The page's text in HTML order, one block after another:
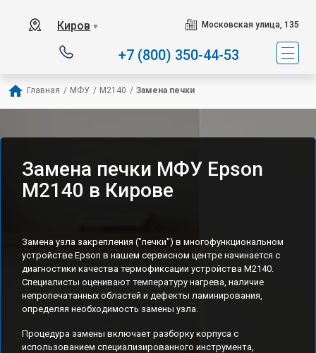
Киров ▼ Московская улица, 135
+7 (800) 350-44-53
Главная / МФУ / M2140 / Замена печки
Замена печки МФУ Epson
M2140 в Кирове
Замена узла закрепления ("печки") в многофункциональном
устройстве Epson в нашем сервисном центре начинается с
диагностики качества термофиксации устройства M2140.
Специалисты оценивают температуру нагрева, наличие
непропечатанных областей и дефекты ламинирования,
определяя необходимость замены узла.
Процедура замены включает разборку корпуса с
использованием специализированного инструмента,